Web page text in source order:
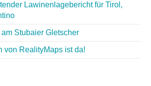
Lawinenlagebericht für Tirol,
Stubaier Gletscher
von RealityMaps ist da!